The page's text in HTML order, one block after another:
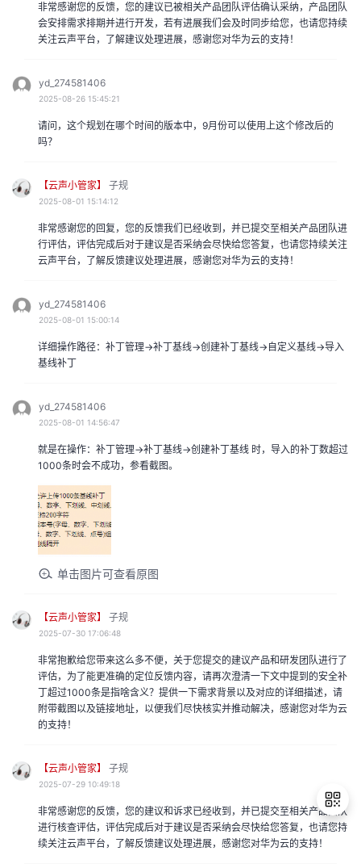
我
的
课
我
的
证
我
实
验
的
收
的
支
我
声
议
非常感谢您的反馈，您的建议已被相关产品团队评估确认采纳，产品团队
会安排需求排期并进行开发，若有进展我们会及时同步给您，也请您持续
关注云声平台，了解建议处理进展，感谢您对华为云的支持！
yd_274581406
2025-08-26 15:45:21
请问，这个规划在哪个时间的版本中，9月份可以使用上这个修改后的
吗？
【云声小管家】 子规
2025-08-01 15:14:12
非常感谢您的回复，您的反馈我们已经收到，并已提交至相关产品团队进
行评估，评估完成后对于建议是否采纳会尽快给您答复，也请您持续关注
云声平台，了解反馈建议处理进展，感谢您对华为云的支持！
yd_274581406
2025-08-01 15:00:14
详细操作路径：补丁管理->补丁基线->创建补丁基线->自定义基线->导入
基线补丁
yd_274581406
2025-08-01 14:56:47
就是在操作：补丁管理->补丁基线->创建补丁基线 时，导入的补丁数超过
1000条时会不成功，参看截图。
单击图片可查看原图
【云声小管家】 子规
2025-07-30 17:06:48
非常抱歉给您带来这么多不便，关于您提交的建议产品和研发团队进行了
评估，为了能更准确的定位反馈内容，请再次澄清一下文中提到的安全补
丁超过1000条是指啥含义？提供一下需求背景以及对应的详细描述，请
附带截图以及链接地址，以便我们尽快核实并推动解决，感谢您对华为云
的支持！
【云声小管家】 子规
2025-07-29 10:49:18
非常感谢您的反馈，您的建议和诉求已经收到，并已提交至相关产品团队
进行核查评估，评估完成后对于建议是否采纳会尽快给您答复，也请您持
续关注云声平台，了解反馈建议处理进展，感谢您对华为云的支持！